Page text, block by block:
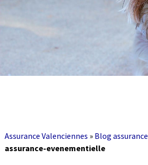
Assurance Valenciennes » Blog assurance
assurance-evenementielle